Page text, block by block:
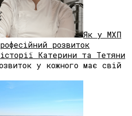
Як у МХП
розвиток
Катерини та Тетяни
у кожного має свій